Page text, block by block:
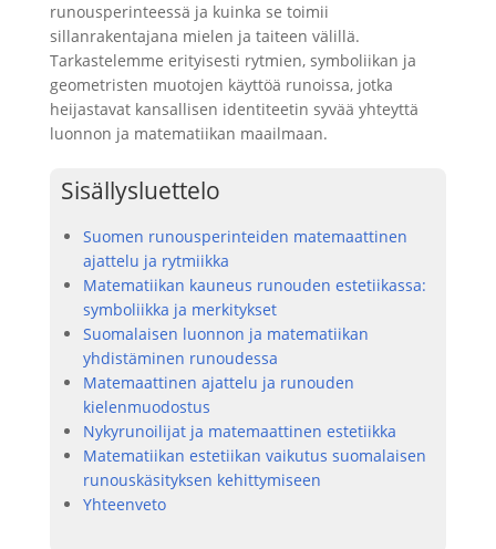
runousperinteessä ja kuinka se toimii
sillanrakentajana mielen ja taiteen välillä.
Tarkastelemme erityisesti rytmien, symboliikan ja
geometristen muotojen käyttöä runoissa, jotka
heijastavat kansallisen identiteetin syvää yhteyttä
luonnon ja matematiikan maailmaan.
Sisällysluettelo
Suomen runousperinteiden matemaattinen
ajattelu ja rytmiikka
Matematiikan kauneus runouden estetiikassa:
symboliikka ja merkitykset
Suomalaisen luonnon ja matematiikan
yhdistäminen runoudessa
Matemaattinen ajattelu ja runouden
kielenmuodostus
Nykyrunoilijat ja matemaattinen estetiikka
Matematiikan estetiikan vaikutus suomalaisen
runouskäsityksen kehittymiseen
Yhteenveto